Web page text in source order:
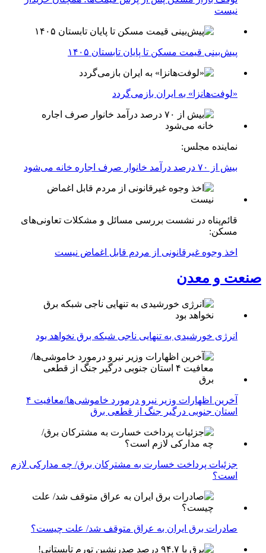
نیست
پیش‌بینی قیمت مسکن تا پایان تابستان ۱۴۰۵
«لوفت‌هانزا» به ایران بازمی‌گردد
نماینده مجلس:
بیش از ۷۰ درصد درآمد خانوار صرف اجاره خانه می‌شود
قائم‌پناه در نشست بررسی مسائل و مشکلات تعاونی‌های
مسکن:
اخذ وجوه غیرقانونی از مردم قابل اغماض نیست
صنعت و معدن
انرژی خورشیدی به تنهایی ناجی شبکه برق نخواهد بود
آخرین اظهارات وزیر نیرو درمورد خاموشی‌ها/معافیت ۴
استان جنوبی درگیر جنگ از قطعی برق
جزئیات پرداخت خسارت به مشترکان برق/ چه مدارکی لازم
است؟
صادرات برق ایران به عراق متوقف شد/ علت چیست؟